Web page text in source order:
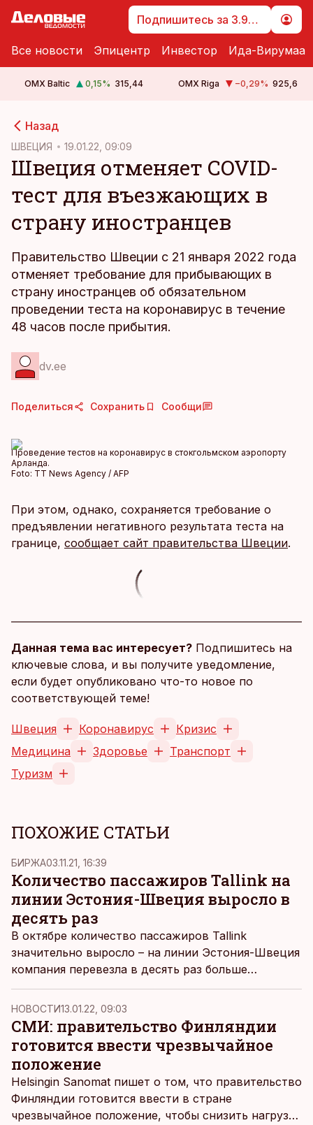
Подпишитесь за 3.99 €
Все новости Эпицентр Инвестор Ида-Вирумаа
OMX Baltic 0,15% 315,44 OMX Riga −0,29% 925,6
Назад
ШВЕЦИЯ 19.01.22, 09:09
Швеция отменяет COVID-
тест для въезжающих в
страну иностранцев
Правительство Швеции с 21 января 2022 года
отменяет требование для прибывающих в
страну иностранцев об обязательном
проведении теста на коронавирус в течение
48 часов после прибытия.
dv.ee
Поделиться Сохранить Сообщи
Проведение тестов на коронавирус в стокгольмском аэропорту
Арланда.
Foto: TT News Agency / AFP
При этом, однако, сохраняется требование о
предъявлении негативного результата теста на
границе, сообщает сайт правительства Швеции.
Данная тема вас интересует? Подпишитесь на
ключевые слова, и вы получите уведомление,
если будет опубликовано что-то новое по
соответствующей теме!
Швеция Коронавирус
Кризис
Медицина
Здоровье
Транспорт
Туризм
ПОХОЖИЕ СТАТЬИ
БИРЖА03.11.21, 16:39
Количество пассажиров Tallink на
линии Эстония-Швеция выросло в
десять раз
В октябре количество пассажиров Tallink
значительно выросло – на линии Эстония-Швеция
компания перевезла в десять раз больше
туристов, следует из сообщения фондовой биржи.
НОВОСТИ13.01.22, 09:03
СМИ: правительство Финляндии
готовится ввести чрезвычайное
положение
Helsingin Sanomat пишет о том, что правительство
Финляндии готовится ввести в стране
чрезвычайное положение, чтобы снизить нагрузку